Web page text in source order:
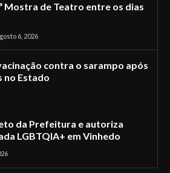
Mostra de Teatro entre os dias
6, 2026
contra o sarampo após
no Estado
da Prefeitura e autoriza
LGBTQIA+ em Vinhedo